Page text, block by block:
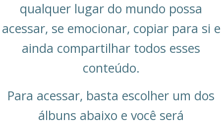
qualquer lugar do mundo possa
acessar, se emocionar, copiar para si e
ainda compartilhar todos esses
conteúdo.
Para acessar, basta escolher um dos
álbuns abaixo e você será